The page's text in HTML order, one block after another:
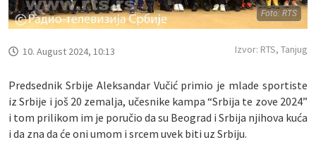
Foto: RTS
10. August 2024, 10:13 Izvor: RTS, Tanjug
Predsednik Srbije Aleksandar Vučić primio je mlade sportiste
iz Srbije i još 20 zemalja, učesnike kampa “Srbija te zove 2024”
i tom prilikom im je poručio da su Beograd i Srbija njihova kuća
i da zna da će oni umom i srcem uvek biti uz Srbiju.